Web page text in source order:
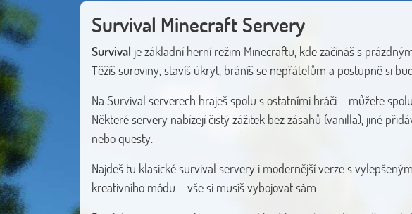
Survival Minecraft Servery
Survival je základní herní režim Minecraftu, kde začínáš s
Těžíš suroviny, stavíš úkryt, bráníš se nepřátelům a postupně si
Na Survival serverech hraješ spolu s ostatními hráči – můžete
Některé servery nabízejí čistý zážitek bez zásahů (vanilla), jiné
nebo questy.
Najdeš tu klasické survival servery i modernější verze s
kreativního módu – vše si musíš vybojovat sám.